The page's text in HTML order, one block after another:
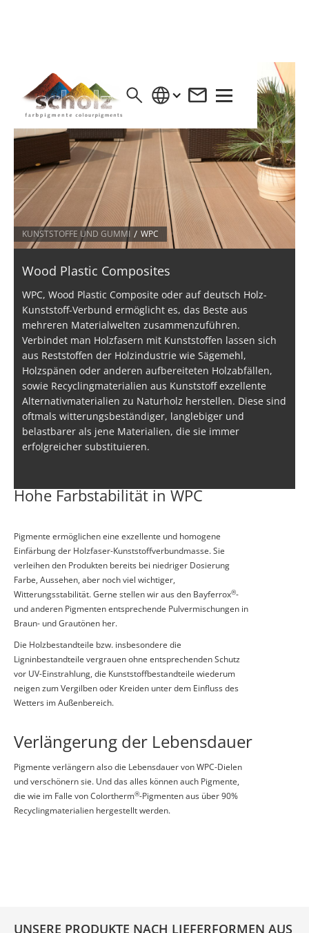
KUNSTSTOFFE UND GUMMI / WPC
Wood Plastic Composites
WPC, Wood Plastic Composite oder auf deutsch Holz-
Kunststoff-Verbund ermöglicht es, das Beste aus
mehreren Materialwelten zusammenzuführen.
Verbindet man Holzfasern mit Kunststoffen lassen sich
aus Reststoffen der Holzindustrie wie Sägemehl,
Holzspänen oder anderen aufbereiteten Holzabfällen,
sowie Recyclingmaterialien aus Kunststoff exzellente
Alternativmaterialien zu Naturholz herstellen. Diese sind
oftmals witterungsbeständiger, langlebiger und
belastbarer als jene Materialien, die sie immer
erfolgreicher substituieren.
Hohe Farbstabilität in WPC
Pigmente ermöglichen eine exzellente und homogene
Einfärbung der Holzfaser-Kunststoffverbundmasse. Sie
verleihen den Produkten bereits bei niedriger Dosierung
Farbe, Aussehen, aber noch viel wichtiger,
Witterungsstabilität. Gerne stellen wir aus den Bayferrox®-
und anderen Pigmenten entsprechende Pulvermischungen in
Braun- und Grautönen her.
Die Holzbestandteile bzw. insbesondere die
Ligninbestandteile vergrauen ohne entsprechenden Schutz
vor UV-Einstrahlung, die Kunststoffbestandteile wiederum
neigen zum Vergilben oder Kreiden unter dem Einfluss des
Wetters im Außenbereich.
Verlängerung der Lebensdauer
Pigmente verlängern also die Lebensdauer von WPC-Dielen
und verschönern sie. Und das alles können auch Pigmente,
die wie im Falle von Colortherm®-Pigmenten aus über 90%
Recyclingmaterialien hergestellt werden.
UNSERE PRODUKTE NACH LIEFERFORMEN AUS